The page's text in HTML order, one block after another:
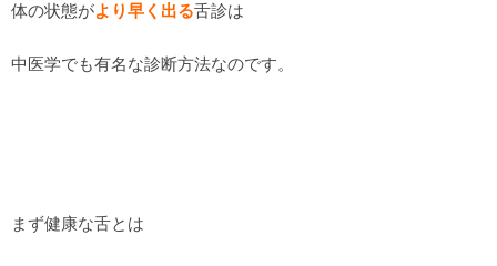
体の状態がより早く出る舌診は
中医学でも有名な診断方法なのです。
まず健康な舌とは